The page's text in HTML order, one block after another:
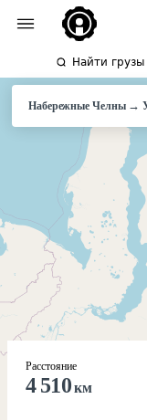
Найти грузы
Набережные Челны→
Расстояние
4 510км